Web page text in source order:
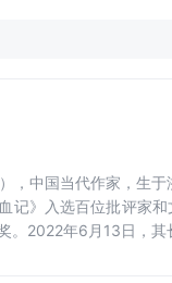
，中国当代作家，生
记》入选百位批评家
。2022年6月13日，其